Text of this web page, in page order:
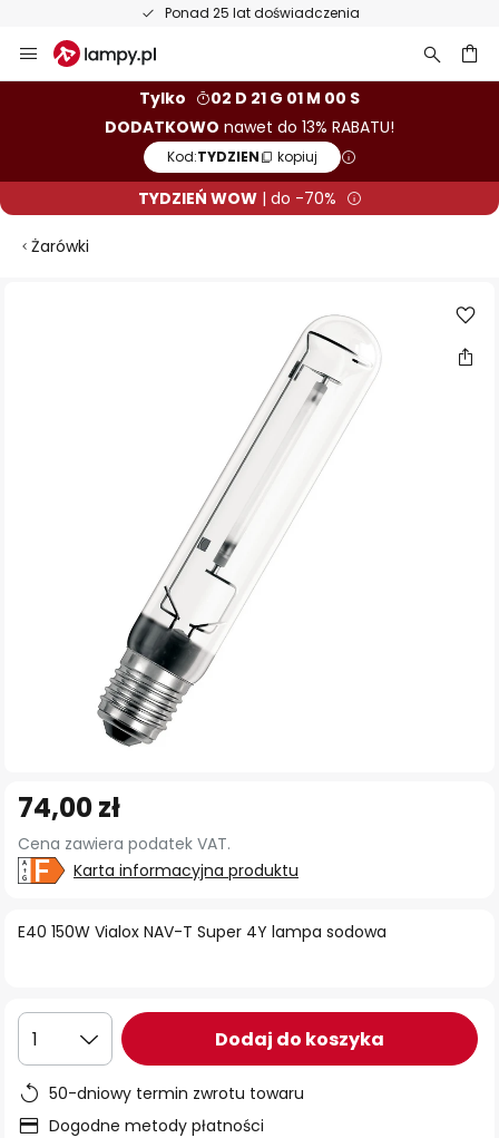
Ponad 25 lat doświadczenia
Przejdź
do
Tylko
02 D 21 G 00 M 59 S
DODATKOWO nawet do 13% RABATU!
Kod:TYDZIEN kopiuj
TYDZIEŃ WOW| do -70%
Żarówki
na
początek
galerii
E40 150W Vialox NAV-T Super 4Y lampa sodowa
74,00 zł
Cena zawiera podatek VAT.
Karta informacyjna produktu
1 Dodaj do koszyka
50-dniowy termin zwrotu towaru
Dogodne metody płatności